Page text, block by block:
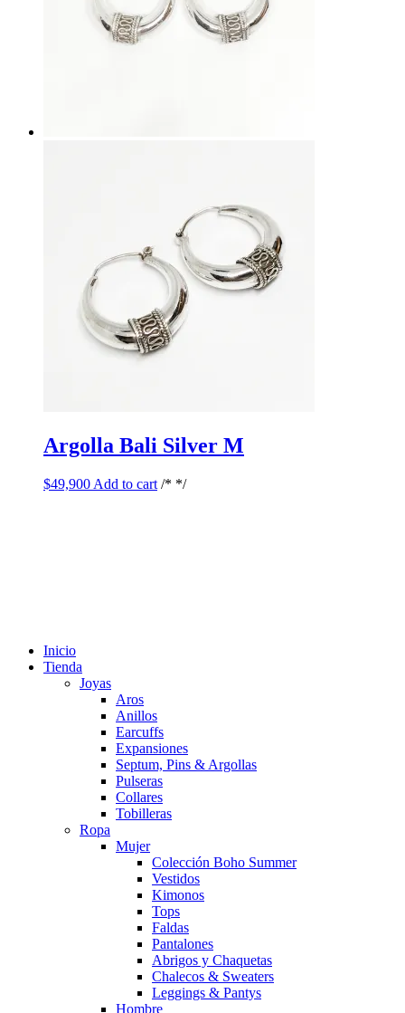
Argolla Bali Silver M
$49,900 Add to cart /* */
Inicio
Tienda
Joyas
Aros
Anillos
Earcuffs
Expansiones
Septum, Pins & Argollas
Pulseras
Collares
Tobilleras
Ropa
Mujer
Colección Boho Summer
Vestidos
Kimonos
Tops
Faldas
Pantalones
Abrigos y Chaquetas
Chalecos & Sweaters
Leggings & Pantys
Hombre